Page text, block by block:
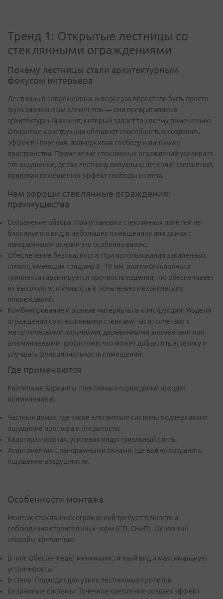
Тренд 1: Открытые лестницы со
стеклянными ограждениями
Почему лестницы стали архитектурным
фокусом интерьера
Лестницы в современных интерьерах перестали быть просто
функциональным элементом — они превратились в
архитектурный акцент, который задает тон всему помещению.
Открытые конструкции обладают способностью создавать
эффекты парения, подчеркивая свободу и динамику
пространства. Применение стеклянных ограждений усиливает
это ощущение, делая лестницу визуально легкой и элегантной,
придавая помещению эффект свободы и света.
Чем хороши стеклянные ограждения:
преимущества
Сохранение обзора: При установке стеклянных панелей не
блокируется вид, в небольших помещениях или домах с
панорамными окнами это особенно важно.
Обеспечение безопасности: При использовании закаленных
стекол, имеющих толщину 6–10 мм, или многослойного
триплекса гарантируется прочность изделий, что обеспечивает
их высокую устойчивость к появлению механических
повреждений.
Комбинирование и разные материалы в конструкции: Модели
ограждений со стеклянными стенками часто сочетают с
металлическими поручнями, деревянными элементами или
алюминиевыми профилями, что может добавлять эстетику и
улучшать функциональность помещений.
Где применяются
Различные варианты стеклянных ограждений находят
применение в:
Частных домах, где такие элегантные системы подчеркивают
ощущение простора и открытости.
Квартирах-лофтах, усиливая индустриальный стиль.
Апартаментах с панорамными окнами, где важно сохранить
ощущение воздушности.
Особенности монтажа
Монтаж стеклянных ограждений требует точности и
соблюдения строительных норм (СП, СНиП). Основные
способы крепления:
В пол: Обеспечивает минималистичный вид и максимальную
устойчивость.
В стену: Подходит для узких лестничных пролетов.
Безрамные системы: Точечное крепление создает эффект